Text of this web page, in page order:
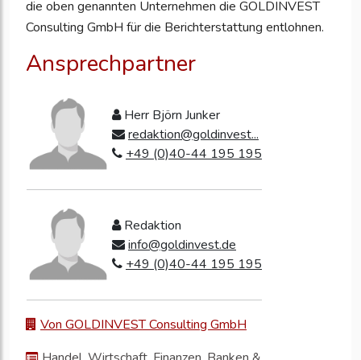
die oben genannten Unternehmen die GOLDINVEST
Consulting GmbH für die Berichterstattung entlohnen.
Ansprechpartner
Herr Björn Junker
redaktion@goldinvest...
+49 (0)40-44 195 195
Redaktion
info@goldinvest.de
+49 (0)40-44 195 195
Von GOLDINVEST Consulting GmbH